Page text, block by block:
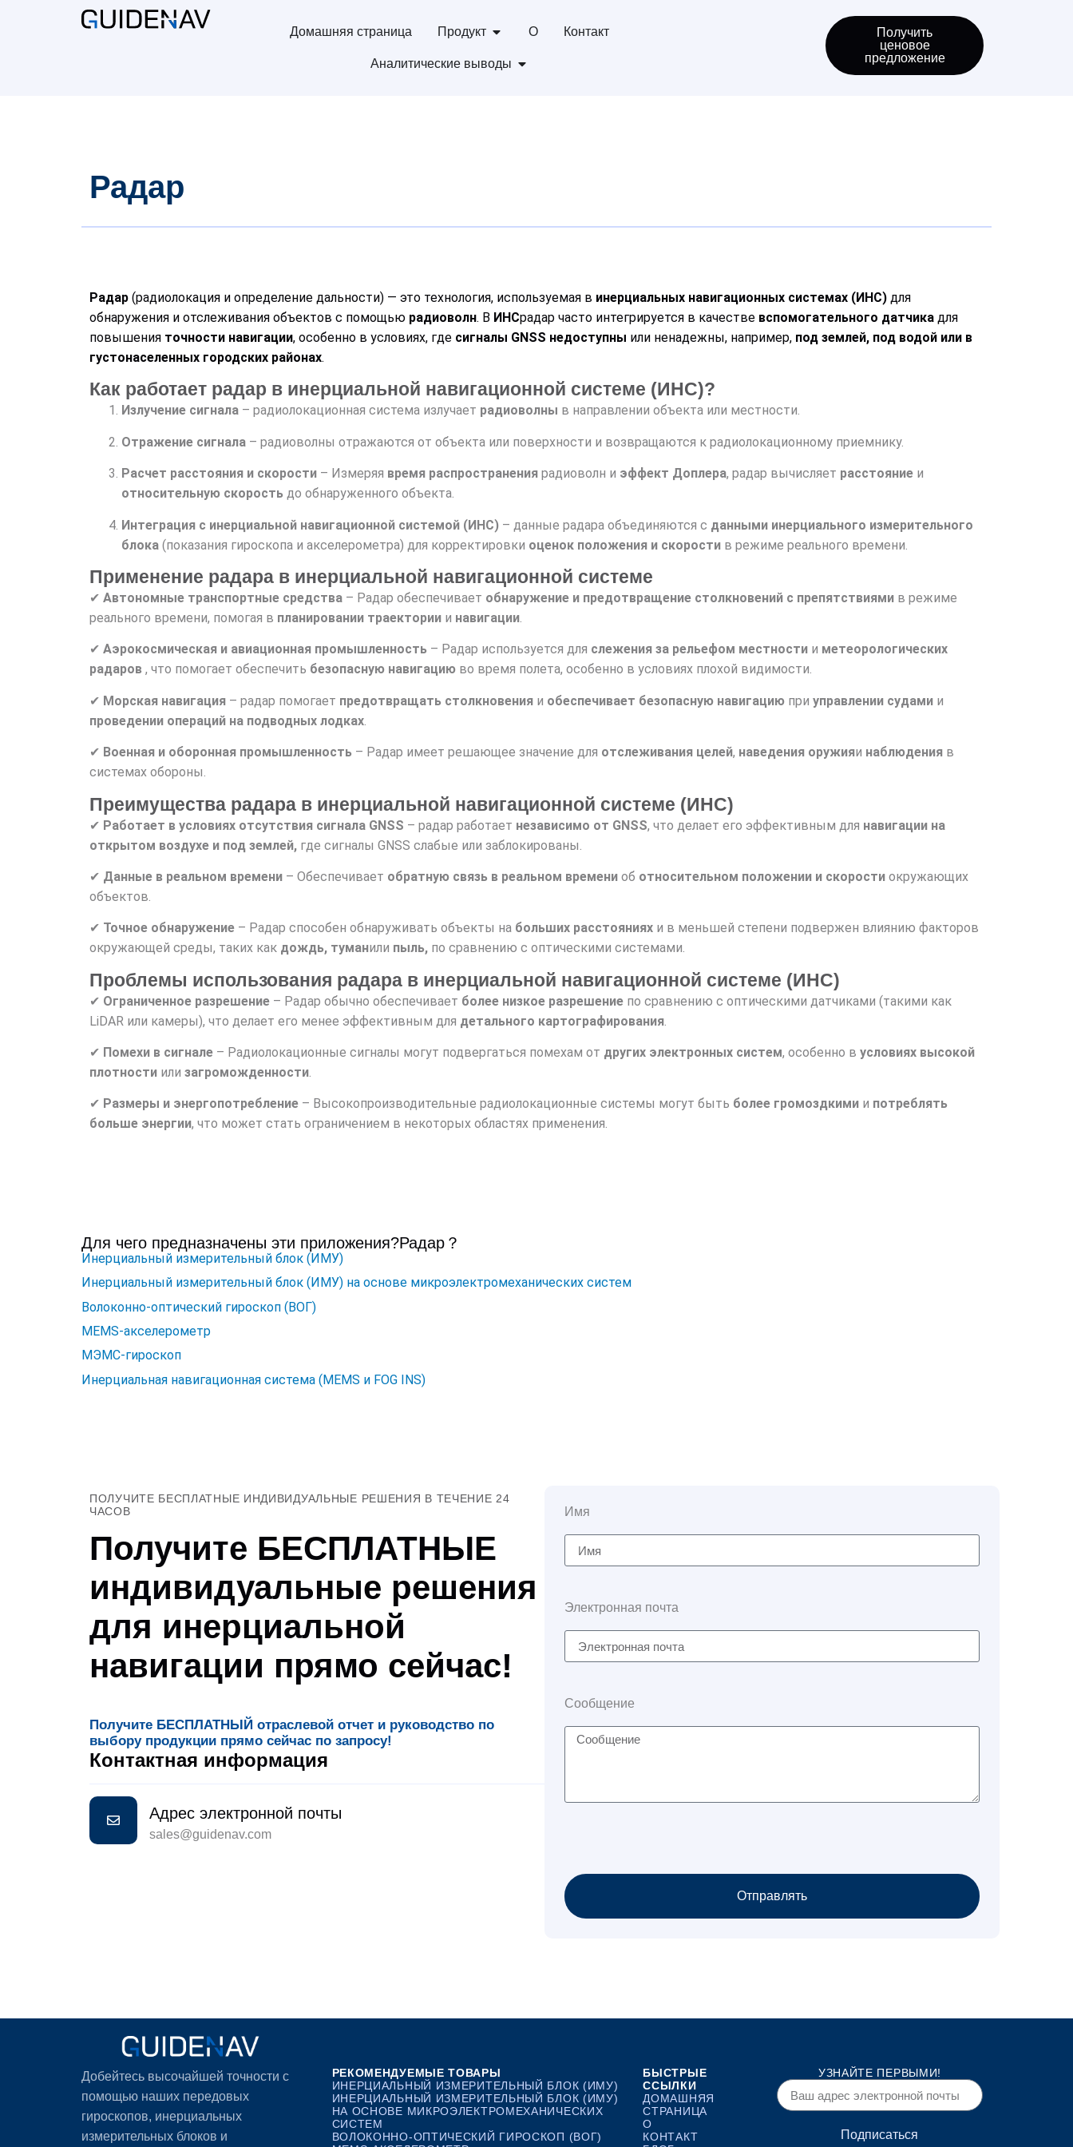
Домашняя страница Продукт О Контакт
Аналитические выводы
Получить
ценовое
предложение
Радар
Радар (радиолокация и определение дальности) — это технология, используемая в инерциальных навигационных системах (ИНС) для
обнаружения и отслеживания объектов с помощью радиоволн. В ИНСрадар часто интегрируется в качестве вспомогательного датчика для
повышения точности навигации, особенно в условиях, где сигналы GNSS недоступны или ненадежны, например, под землей, под водой или в
густонаселенных городских районах.
Как работает радар в инерциальной навигационной системе (ИНС)?
Излучение сигнала – радиолокационная система излучает радиоволны в направлении объекта или местности.
Отражение сигнала – радиоволны отражаются от объекта или поверхности и возвращаются к радиолокационному приемнику.
Расчет расстояния и скорости – Измеряя время распространения радиоволн и эффект Доплера, радар вычисляет расстояние и
относительную скорость до обнаруженного объекта.
Интеграция с инерциальной навигационной системой (ИНС) – данные радара объединяются с данными инерциального измерительного
блока (показания гироскопа и акселерометра) для корректировки оценок положения и скорости в режиме реального времени.
Применение радара в инерциальной навигационной системе
✔ Автономные транспортные средства – Радар обеспечивает обнаружение и предотвращение столкновений с препятствиями в режиме
реального времени, помогая в планировании траектории и навигации.
✔ Аэрокосмическая и авиационная промышленность – Радар используется для слежения за рельефом местности и метеорологических
радаров , что помогает обеспечить безопасную навигацию во время полета, особенно в условиях плохой видимости.
✔ Морская навигация – радар помогает предотвращать столкновения и обеспечивает безопасную навигацию при управлении судами и
проведении операций на подводных лодках
✔ Военная и оборонная промышленность – Радар имеет решающее значение для отслеживания целей, наведения оружияи наблюдения в
системах обороны.
Преимущества радара в инерциальной навигационной системе (ИНС)
✔ Работает в условиях отсутствия сигнала GNSS – радар работает независимо от GNSS, что делает его эффективным для навигации на
открытом воздухе и под землей, где сигналы GNSS слабые или заблокированы.
✔ Данные в реальном времени – Обеспечивает обратную связь в реальном времени об относительном положении и скорости окружающих
объектов.
✔ Точное обнаружение – Радар способен обнаруживать объекты на больших расстояниях и в меньшей степени подвержен влиянию факторов
окружающей среды, таких как дождь, туманили пыль, по сравнению с оптическими системами.
Проблемы использования радара в инерциальной навигационной системе (ИНС)
✔ Ограниченное разрешение – Радар обычно обеспечивает более низкое разрешение по сравнению с оптическими датчиками (такими как
LiDAR или камеры), что делает его менее эффективным для детального картографирования
✔ Помехи в сигнале – Радиолокационные сигналы могут подвергаться помехам от других электронных систем, особенно в условиях высокой
плотности или загроможденности.
✔ Размеры и энергопотребление – Высокопроизводительные радиолокационные системы могут быть более громоздкими и потреблять
больше энергии, что может стать ограничением в некоторых областях применения.
Для чего предназначены эти приложения?Радар ？
Инерциальный измерительный блок (ИМУ)
Инерциальный измерительный блок (ИМУ) на основе микроэлектромеханических систем
Волоконно-оптический гироскоп (ВОГ)
MEMS-акселерометр
МЭМС-гироскоп
Инерциальная навигационная система (MEMS и FOG INS)
ПОЛУЧИТЕ БЕСПЛАТНЫЕ ИНДИВИДУАЛЬНЫЕ РЕШЕНИЯ В ТЕЧЕНИЕ 24
ЧАСОВ
Получите БЕСПЛАТНЫЕ
индивидуальные решения
для инерциальной
навигации прямо сейчас!
Получите БЕСПЛАТНЫЙ отраслевой отчет и руководство по
выбору продукции прямо сейчас по запросу!
Контактная информация
Адрес электронной почты
sales@guidenav.com
Имя
Электронная почта
Сообщение
Отправлять
Добейтесь высочайшей точности с
помощью наших передовых
гироскопов, инерциальных
измерительных блоков и
РЕКОМЕНДУЕМЫЕ ТОВАРЫ
ИНЕРЦИАЛЬНЫЙ ИЗМЕРИТЕЛЬНЫЙ БЛОК (ИМУ)
ИНЕРЦИАЛЬНЫЙ ИЗМЕРИТЕЛЬНЫЙ БЛОК (ИМУ)
НА ОСНОВЕ МИКРОЭЛЕКТРОМЕХАНИЧЕСКИХ
СИСТЕМ
ВОЛОКОННО-ОПТИЧЕСКИЙ ГИРОСКОП (ВОГ)
БЫСТРЫЕ
ССЫЛКИ
ДОМАШНЯЯ
СТРАНИЦА
О
КОНТАКТ
УЗНАЙТЕ ПЕРВЫМИ!
Подписаться